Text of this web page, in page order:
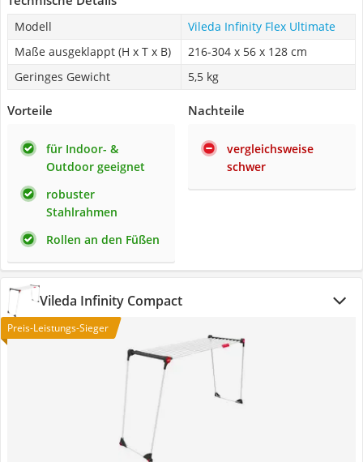
Modell
Vileda Infinity Flex Ultimate
Maße ausgeklappt (H x T x B)
216-304 x 56 x 128 cm
Geringes Gewicht
5,5 kg
Vorteile
für Indoor- &
Outdoor geeignet
robuster
Stahlrahmen
Rollen an den Füßen
Nachteile
vergleichsweise
schwer
Vileda Infinity Compact
Preis-Leistungs-Sieger